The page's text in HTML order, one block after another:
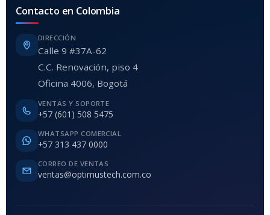
Contacto en Colombia
DIRECCIÓN
Calle 9 #37A-62
C.C. Renovación, piso 4
Oficina 4006, Bogotá
VENTAS Y SOPORTE
+57 (601) 508 5475
WHATSAPP COMERCIAL
+57 313 437 0000
CORREO DE VENTAS
ventas@optimustech.com.co